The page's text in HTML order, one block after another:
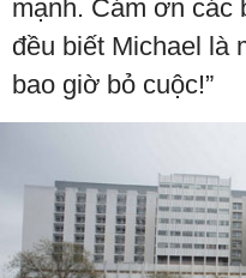
mạnh. Cám ơn các
đều biết Michael là
bao giờ bỏ cuộc!”